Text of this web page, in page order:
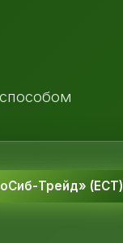
Трейд» (ЕСТ)